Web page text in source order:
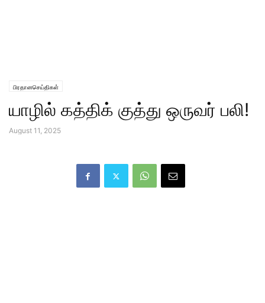
பிரதானசெய்திகள்
யாழில் கத்திக் குத்து ஒருவர் பலி!
August 11, 2025